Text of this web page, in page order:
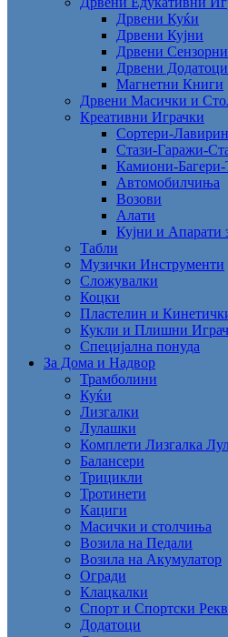
Дрвени Куќи
Дрвени Кујни
Дрвени
Дрвени
Магнетни Книги
Дрвени Масички и
Креативни Играчки
Сортери-
Стази-Гаражи-
Камиони-Багери-
Автомобилчиња
Возови
Алати
Кујни и Апарати
Табли
Музички Инструменти
Сложувалки
Коцки
Пластелин и
Кукли и Плишни
Специјална понуда
За Дома и Надвор
Трамболини
Куќи
Лизгалки
Лулашки
Комплети Лизгалка
Балансери
Трицикли
Тротинети
Кациги
Mасички и столчиња
Возила на Педали
Возила на Акумулатор
Огради
Клацкалки
Спорт и Спортски
Додатоци